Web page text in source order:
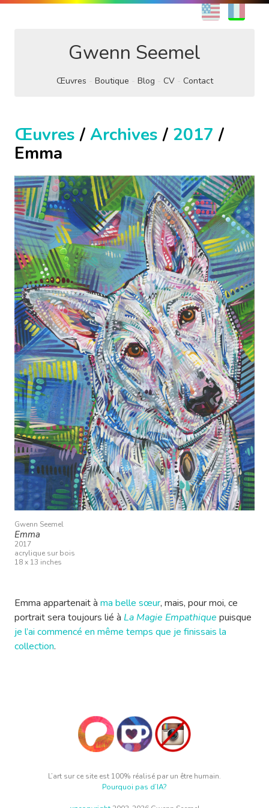
EN
Gwenn Seemel
Œuvres Boutique Blog CV Contact
Œuvres / Archives / 2017 /
Emma
Gwenn Seemel
Emma
2017
acrylique sur bois
18 x 13 inches
Emma appartenait à ma belle sœur, mais, pour moi, ce
portrait sera toujours lié à La Magie Empathique puisque
je l’ai commencé en même temps que je finissais la
collection.
L’art sur ce site est 100% réalisé par un être humain.
Pourquoi pas d’IA?